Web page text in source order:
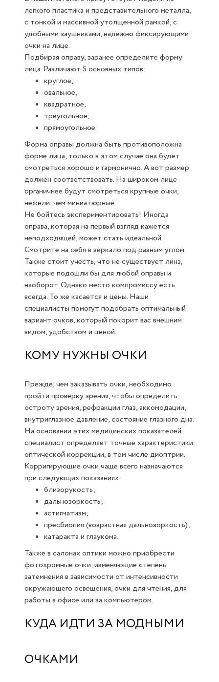
легкого пластика и представительного металла,
с тонкой и массивной утолщенной рамкой, с
удобными заушниками, надежно фиксирующими
очки на лице.
Подбирая оправу, заранее определите форму
лица. Различают 5 основных типов:
круглое,
овальное,
квадратное,
треугольное,
прямоугольное.
Форма оправы должна быть противоположна
форме лица, только в этом случае она будет
смотреться хорошо и гармонично. А вот размер
должен соответствовать. На широком лице
органичнее будут смотреться крупные очки,
нежели, чем миниатюрные.
Не бойтесь экспериментировать! Иногда
оправа, которая на первый взгляд кажется
неподходящей, может стать идеальной.
Смотрите на себя в зеркало под разным углом.
Также стоит учесть, что не существует линз,
которые подошли бы для любой оправы и
наоборот. Однако место компромиссу есть
всегда. То же касается и цены. Наши
специалисты помогут подобрать оптимальный
вариант очков, который покорит вас внешним
видом, удобством и ценой.
КОМУ НУЖНЫ ОЧКИ
Прежде, чем заказывать очки, необходимо
пройти проверку зрения, чтобы определить
остроту зрения, рефракции глаз, аккомодации,
внутриглазное давление, состояние глазного дна.
На основании этих медицинских показателей
специалист определяет точные характеристики
оптической коррекции, в том числе диоптрии.
Корригирующие очки чаще всего назначаются
при следующих показаниях:
близорукость;
дальнозоркость;
астигматизм;
пресбиопия (возрастная дальнозоркость);
катаракта и глаукома.
Также в салонах оптики можно приобрести
фотохромные очки, изменяющие степень
затемнения в зависимости от интенсивности
окружающего освещения, очки для чтения, для
работы в офисе или за компьютером.
КУДА ИДТИ ЗА МОДНЫМИ
ОЧКАМИ